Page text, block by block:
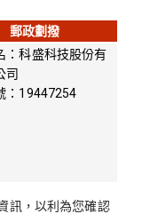
郵政劃撥
：科盛科技股份有
司
：19447254
訊，以利為您確認